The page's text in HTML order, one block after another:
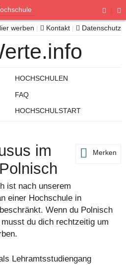
Merken
im
ist nach unserem
einer Hochschule in
Wenn du Polnisch
du dich rechtzeitig um
Lehramtsstudiengang
werben Kontakt Datenschutz
HOCHSCHULEN
FAQ
HOCHSCHULSTART